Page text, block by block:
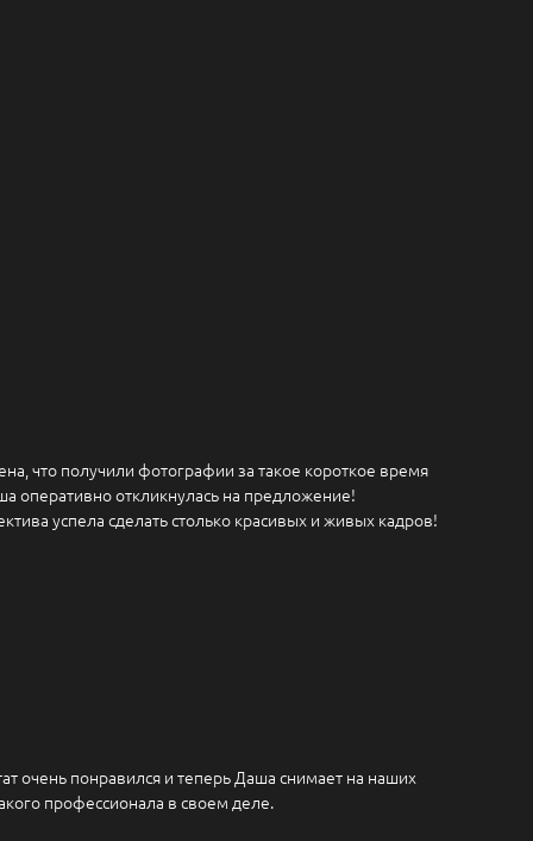
что получили фотографии за такое короткое время
оперативно откликнулась на предложение!
успела сделать столько красивых и живых кадров!
очень понравился и теперь Даша снимает на наших
профессионала в своем деле.